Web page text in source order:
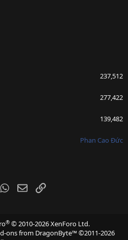
237,512
277,422
139,482
Phan Cao Đức
WhatsApp
EmailLink
® © 2010-2026 XenForo Ltd.
ons from DragonByte™©2011-2026